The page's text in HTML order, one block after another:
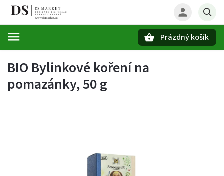
Prázdný košík
BIO Bylinkové koření na
pomazánky, 50 g